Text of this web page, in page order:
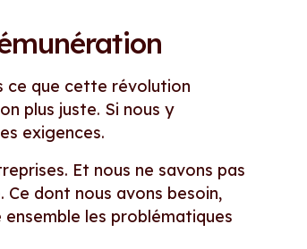
ce que cette révolution
plus juste. Si nous y
exigences.
Et nous ne savons pas
dont nous avons besoin,
les problématiques